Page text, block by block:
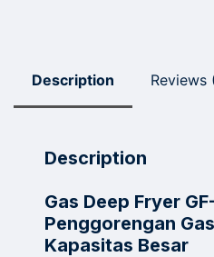
Description Reviews
Description
Gas Deep Fryer
Penggorengan
Kapasitas Besar